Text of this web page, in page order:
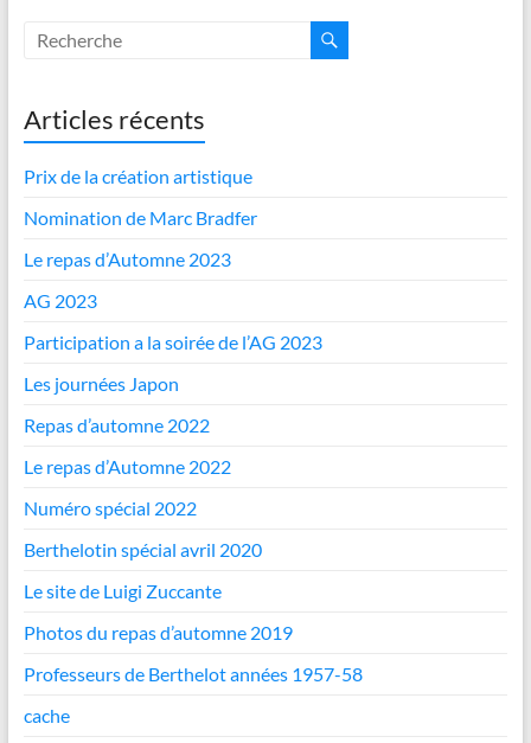
Articles récents
Prix de la création artistique
Nomination de Marc Bradfer
Le repas d’Automne 2023
AG 2023
Participation a la soirée de l’AG 2023
Les journées Japon
Repas d’automne 2022
Le repas d’Automne 2022
Numéro spécial 2022
Berthelotin spécial avril 2020
Le site de Luigi Zuccante
Photos du repas d’automne 2019
Professeurs de Berthelot années 1957-58
cache